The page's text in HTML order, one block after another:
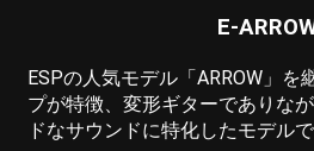
E-
ESPの人気モデル「ARROW」を
プが特徴、変形ギターでありな
ドなサウンドに特化したモデルで